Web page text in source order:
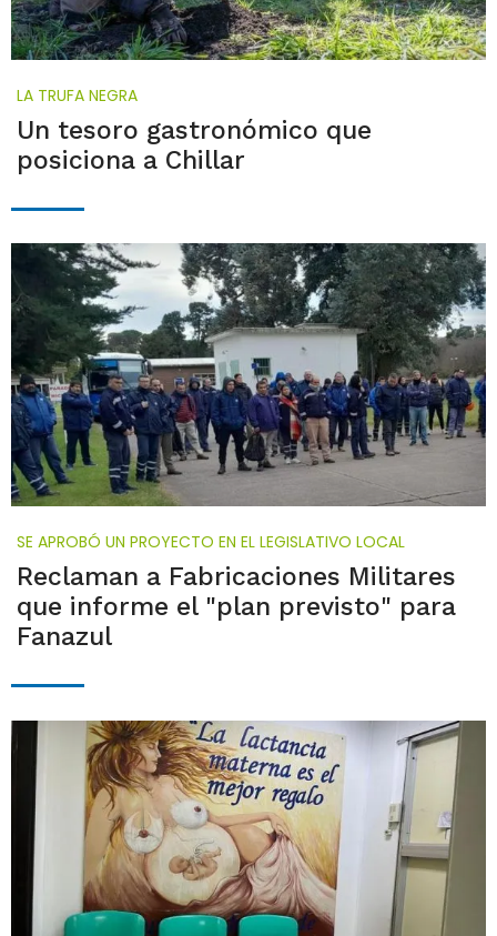
LA TRUFA NEGRA
Un tesoro gastronómico que
posiciona a Chillar
SE APROBÓ UN PROYECTO EN EL LEGISLATIVO LOCAL
Reclaman a Fabricaciones Militares
que informe el "plan previsto" para
Fanazul